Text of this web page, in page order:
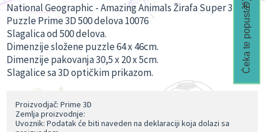
National Geographic - Amazing Animals Žirafa Super 3D
Puzzle Prime 3D 500 delova 10076
Slagalica od 500 delova.
Dimenzije složene puzzle 64 x 46cm.
Dimenzije pakovanja 30,5 x 20 x 5cm.
Slagalice sa 3D optičkim prikazom.
Proizvodjač: Prime 3D
Zemlja proizvodnje:
Uvoznik: Podatak će biti naveden na deklaraciji koja dolazi sa
Čeka te popust🎁